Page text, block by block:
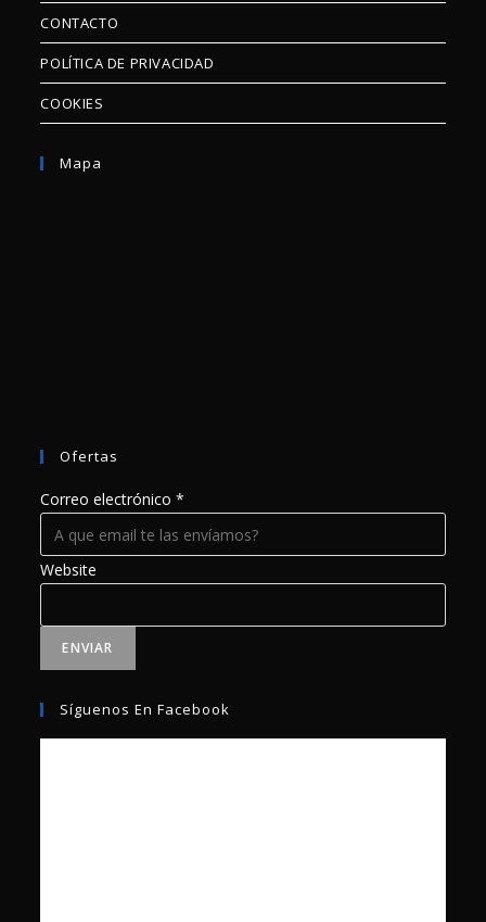
CONTACTO
POLÍTICA DE PRIVACIDAD
COOKIES
Mapa
Ofertas
Correo electrónico*
Website
ENVIAR
Síguenos En Facebook